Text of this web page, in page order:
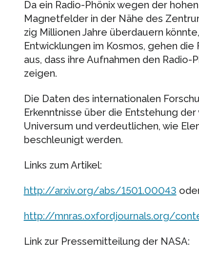
Da ein Radio-Phönix wegen der
Magnetfelder in der Nähe des
zig Millionen Jahre überdauern
Entwicklungen im Kosmos, gehen
aus, dass ihre Aufnahmen den
zeigen.
Die Daten des internationalen
Erkenntnisse über die Entstehung
Universum und verdeutlichen, wie
beschleunigt werden.
Links zum Artikel:
http://arxiv.org/abs/1501.00043
http://mnras.oxfordjournals.org/
Link zur Pressemitteilung der NASA: